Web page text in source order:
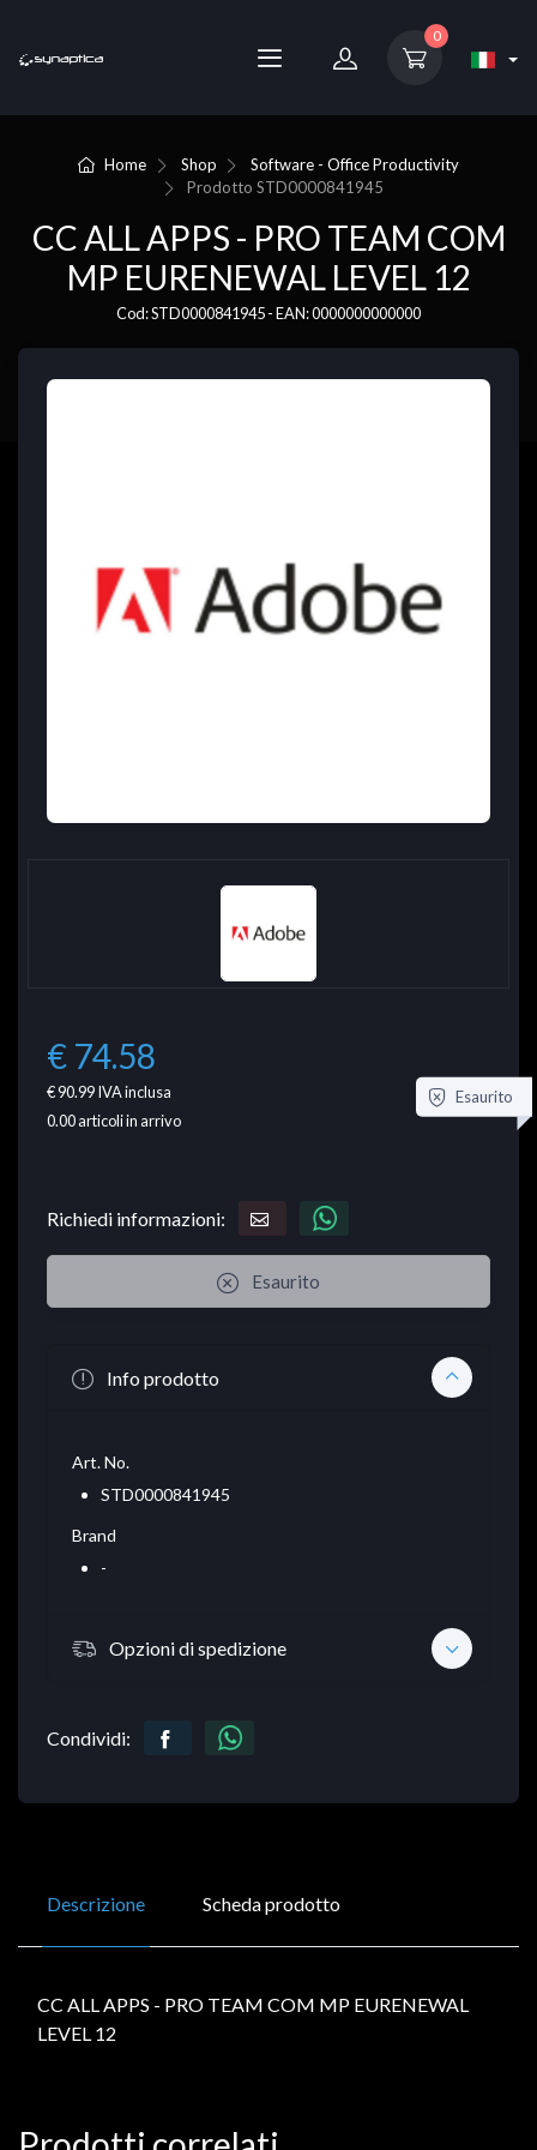
0
Home Shop
Software - Office Productivity
ProdottoSTD0000841945
CC ALL APPS - PRO TEAM COM
MP EURENEWAL LEVEL 12
Cod: STD0000841945 - EAN: 0000000000000
€ 74.58
€ 90.99IVA inclusa
0.00articoli in arrivo
Esaurito
Richiedi informazioni:
Esaurito
Info prodotto
Art. No.
STD0000841945
Brand
-
Opzioni di spedizione
Condividi:
Descrizione Scheda prodotto
CC ALL APPS - PRO TEAM COM MP EURENEWAL
LEVEL 12